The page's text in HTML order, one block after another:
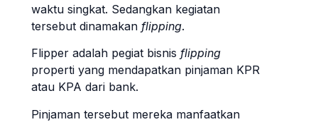
waktu singkat. Sedangkan kegiatan
tersebut dinamakan flipping.
Flipper adalah pegiat bisnis flipping
properti yang mendapatkan pinjaman KPR
atau KPA dari bank.
Pinjaman tersebut mereka manfaatkan